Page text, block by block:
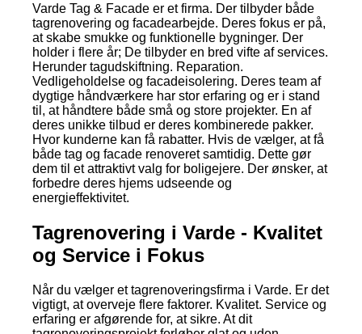
Varde Tag & Facade er et firma. Der tilbyder både
tagrenovering og facadearbejde. Deres fokus er på,
at skabe smukke og funktionelle bygninger. Der
holder i flere år; De tilbyder en bred vifte af services.
Herunder tagudskiftning. Reparation.
Vedligeholdelse og facadeisolering. Deres team af
dygtige håndværkere har stor erfaring og er i stand
til, at håndtere både små og store projekter. En af
deres unikke tilbud er deres kombinerede pakker.
Hvor kunderne kan få rabatter. Hvis de vælger, at få
både tag og facade renoveret samtidig. Dette gør
dem til et attraktivt valg for boligejere. Der ønsker, at
forbedre deres hjems udseende og
energieffektivitet.
Tagrenovering i Varde - Kvalitet
og Service i Fokus
Når du vælger et tagrenoveringsfirma i Varde. Er det
vigtigt, at overveje flere faktorer. Kvalitet. Service og
erfaring er afgørende for, at sikre. At dit